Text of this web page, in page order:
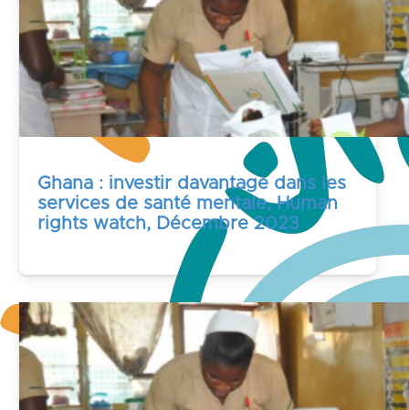
Ghana : investir davantage dans les
services de santé mentale, Human
rights watch, Décembre 2023